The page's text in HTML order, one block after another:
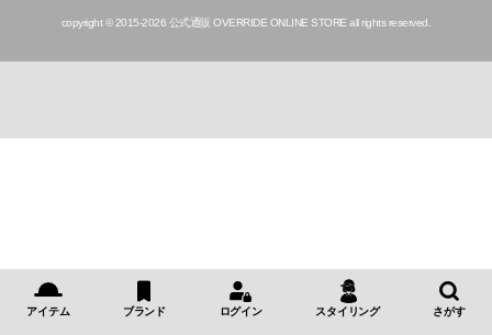
copyright © 2015-2026 公式通販 OVERRIDE ONLINE STORE all rights reserved.
アイテム ブランド ログイン スタイリング さがす